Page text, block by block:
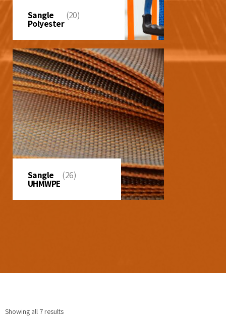
Sangle
Polyester
(20)
Sangle
UHMWPE
(26)
Showing all 7 results